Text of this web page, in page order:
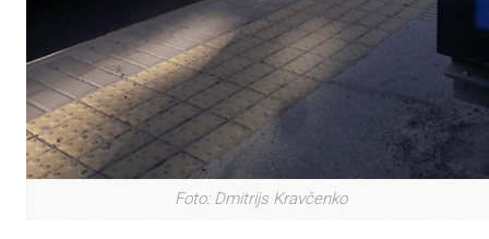
Foto: Dmitrijs Kravčenko